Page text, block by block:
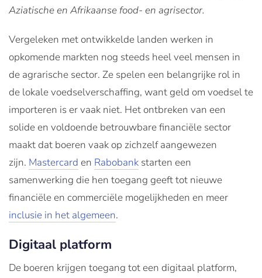
Aziatische en Afrikaanse food- en agrisector.
Vergeleken met ontwikkelde landen werken in
opkomende markten nog steeds heel veel mensen in
de agrarische sector. Ze spelen een belangrijke rol in
de lokale voedselverschaffing, want geld om voedsel te
importeren is er vaak niet. Het ontbreken van een
solide en voldoende betrouwbare financiële sector
maakt dat boeren vaak op zichzelf aangewezen
zijn. Mastercard en Rabobank starten een
samenwerking die hen toegang geeft tot nieuwe
financiële en commerciële mogelijkheden en meer
inclusie in het algemeen.
Digitaal platform
De boeren krijgen toegang tot een digitaal platform,